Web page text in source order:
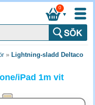
▼
0
» Lightning-sladd Deltaco
iPad 1m vit